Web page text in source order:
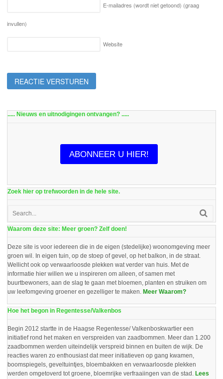
E-mailadres (wordt niet getoond) (graag
invullen)
Website
..... Nieuws en uitnodigingen ontvangen? .....
ABONNEER U HIER!
Zoek hier op trefwoorden in de hele site.
Waarom deze site: Meer groen? Zelf doen!
Deze site is voor iedereen die in de eigen (stedelijke) woonomgeving meer
groen wil. In eigen tuin, op de stoep of gevel, op het balkon, in de straat.
Wellicht ook op verwaarloosde plekken wat verder van huis. Met de
informatie hier willen we u inspireren om alleen, of samen met
buurtbewoners, aan de slag te gaan met bloemen, planten en struiken om
uw leefomgeving groener en gezelliger te maken. Meer Waarom?
Hoe het begon in Regentesse/Valkenbos
Begin 2012 startte in de Haagse Regentesse/ Valkenboskwartier een
initiatief rond het maken en verspreiden van zaadbommen. Meer dan 1.200
zaadbommen werden uiteindelijk verspreid binnen en buiten de wijk. De
reacties waren zo enthousiast dat meer initiatieven op gang kwamen,
boomspiegels, geveltuintjes, bloembakken en verwaarloosde plekken
werden omgetoverd tot groene, bloemrijke verfraaiingen van de stad. Lees